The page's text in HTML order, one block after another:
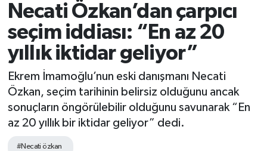
Necati Özkan’dan çarpıcı
seçim iddiası: “En az 20
yıllık iktidar geliyor”
Ekrem İmamoğlu’nun eski danışmanı Necati
Özkan, seçim tarihinin belirsiz olduğunu ancak
sonuçların öngörülebilir olduğunu savunarak “En
az 20 yıllık bir iktidar geliyor” dedi.
#Necati özkan
Tüm Manşetler
Son Dakika Haberleri
Haber Arşivi